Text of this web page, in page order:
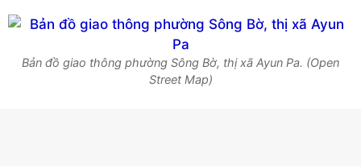
Bản đồ giao thông phường Sông Bờ, thị xã Ayun Pa. (Open
Street Map)